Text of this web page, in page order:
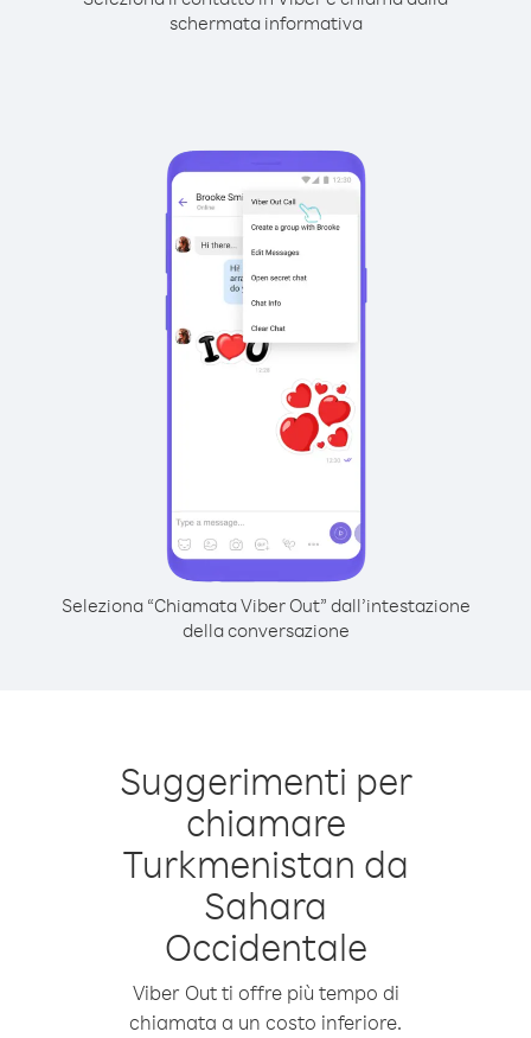
schermata informativa
Seleziona “Chiamata Viber Out” dall’intestazione
della conversazione
Suggerimenti per
chiamare
Turkmenistan da
Sahara
Occidentale
Viber Out ti offre più tempo di
chiamata a un costo inferiore.